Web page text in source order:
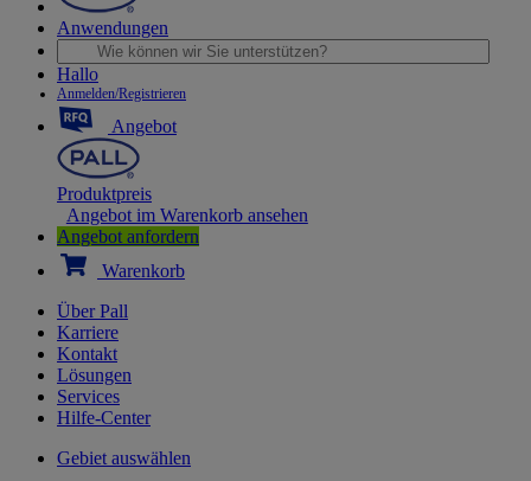
Anwendungen
Hallo
Anmelden/Registrieren
Angebot
Produktpreis
Angebot im Warenkorb ansehen
Angebot anfordern
Warenkorb
Über Pall
Karriere
Kontakt
Lösungen
Services
Hilfe-Center
Gebiet auswählen